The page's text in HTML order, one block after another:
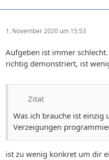
1. November 2020 um 15:53
Aufgeben ist immer
richtig demonstriert, ist
Zitat
Was ich brauche ist
Verzeigungen
ist zu wenig konkret um dir